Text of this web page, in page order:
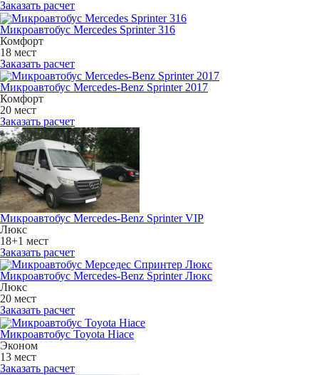
Заказать расчет
Микроавтобус Mercedes Sprinter 316
Комфорт
18 мест
Заказать расчет
Микроавтобус Mercedes-Benz Sprinter 2017
Комфорт
20 мест
Заказать расчет
Микроавтобус Mercedes-Benz Sprinter VIP
Люкс
18+1 мест
Заказать расчет
Микроавтобус Mercedes-Benz Sprinter Люкс
Люкс
20 мест
Заказать расчет
Микроавтобус Toyota Hiace
Эконом
13 мест
Заказать расчет